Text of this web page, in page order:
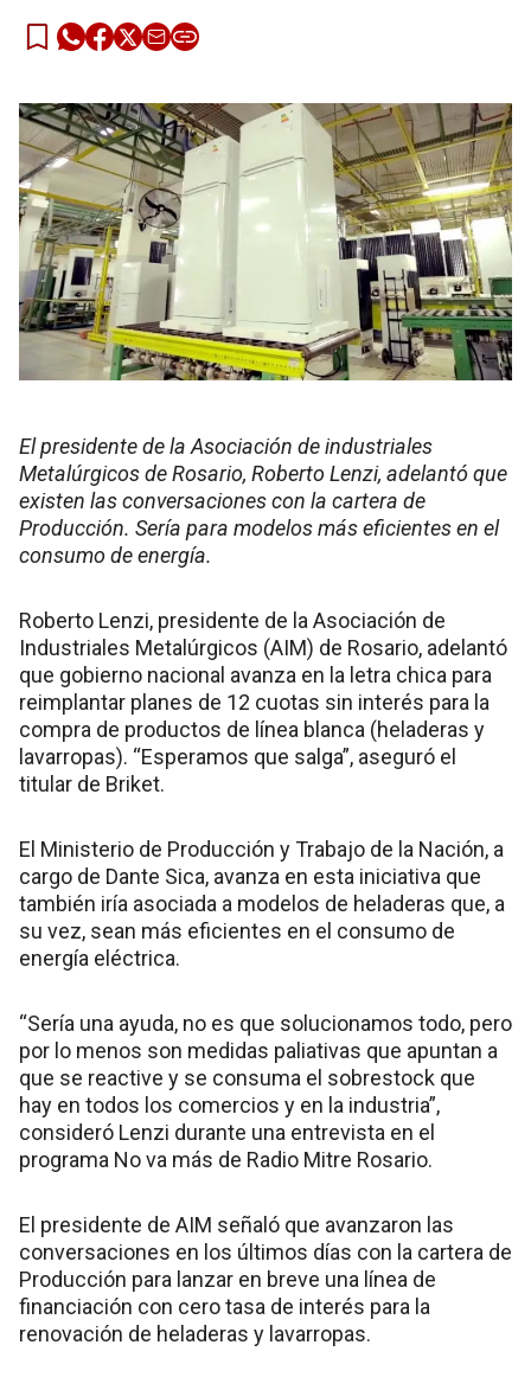
El presidente de la Asociación de industriales
Metalúrgicos de Rosario, Roberto Lenzi, adelantó que
existen las conversaciones con la cartera de
Producción. Sería para modelos más eficientes en el
consumo de energía.
Roberto Lenzi, presidente de la Asociación de
Industriales Metalúrgicos (AIM) de Rosario, adelantó
que gobierno nacional avanza en la letra chica para
reimplantar planes de 12 cuotas sin interés para la
compra de productos de línea blanca (heladeras y
lavarropas). “Esperamos que salga”, aseguró el
titular de Briket.
El Ministerio de Producción y Trabajo de la Nación, a
cargo de Dante Sica, avanza en esta iniciativa que
también iría asociada a modelos de heladeras que, a
su vez, sean más eficientes en el consumo de
energía eléctrica.
“Sería una ayuda, no es que solucionamos todo, pero
por lo menos son medidas paliativas que apuntan a
que se reactive y se consuma el sobrestock que
hay en todos los comercios y en la industria”,
consideró Lenzi durante una entrevista en el
programa No va más de Radio Mitre Rosario.
El presidente de AIM señaló que avanzaron las
conversaciones en los últimos días con la cartera de
Producción para lanzar en breve una línea de
financiación con cero tasa de interés para la
renovación de heladeras y lavarropas.